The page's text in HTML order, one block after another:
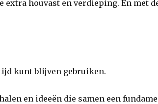
extra houvast en verdieping. En met
kunt blijven gebruiken.
en ideeën die samen een